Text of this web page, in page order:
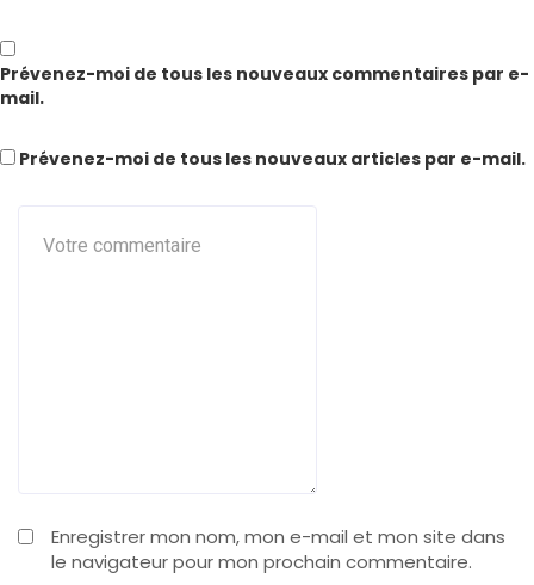
Enregistrer mon nom, mon e-mail et mon site dans
le navigateur pour mon prochain commentaire.
Prévenez-moi de tous les nouveaux commentaires par e-
mail.
Prévenez-moi de tous les nouveaux articles par e-mail.